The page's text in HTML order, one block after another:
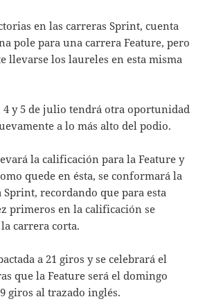
en las carreras Sprint, cuenta
pole para una carrera Feature, pero
llevarse los laureles en esta misma
4 y 5 de julio tendrá otra oportunidad
a lo más alto del podio.
la calificación para la Feature y
quede en ésta, se conformará la
recordando que para esta
primeros en la calificación se
carrera corta.
a 21 giros y se celebrará el
que la Feature será el domingo
giros al trazado inglés.